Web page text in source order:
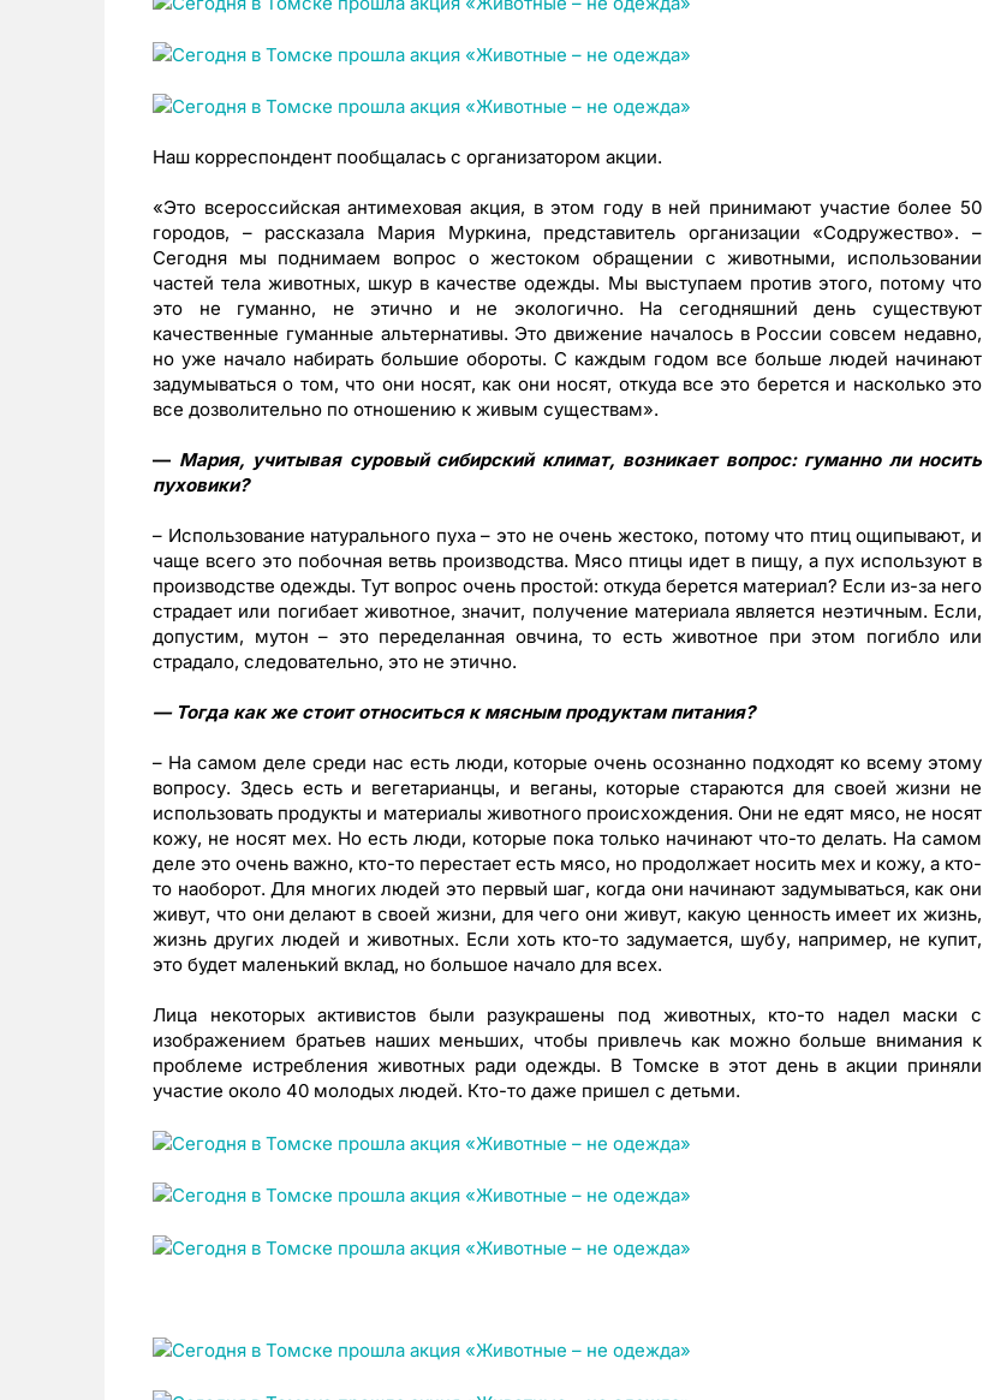
Наш корреспондент пообщалась с организатором акции.
«Это всероссийская антимеховая акция, в этом году в ней принимают участие более 50
городов, – рассказала Мария Муркина, представитель организации «Содружество». –
Сегодня мы поднимаем вопрос о жестоком обращении с животными, использовании
частей тела животных, шкур в качестве одежды. Мы выступаем против этого, потому что
это не гуманно, не этично и не экологично. На сегодняшний день существуют
качественные гуманные альтернативы. Это движение началось в России совсем недавно,
но уже начало набирать большие обороты. С каждым годом все больше людей начинают
задумываться о том, что они носят, как они носят, откуда все это берется и насколько это
все дозволительно по отношению к живым существам».
— Мария, учитывая суровый сибирский климат, возникает вопрос: гуманно ли носить
пуховики?
– Использование натурального пуха – это не очень жестоко, потому что птиц ощипывают, и
чаще всего это побочная ветвь производства. Мясо птицы идет в пищу, а пух используют в
производстве одежды. Тут вопрос очень простой: откуда берется материал? Если из-за него
страдает или погибает животное, значит, получение материала является неэтичным. Если,
допустим, мутон – это переделанная овчина, то есть животное при этом погибло или
страдало, следовательно, это не этично.
— Тогда как же стоит относиться к мясным продуктам питания?
– На самом деле среди нас есть люди, которые очень осознанно подходят ко всему этому
вопросу. Здесь есть и вегетарианцы, и веганы, которые стараются для своей жизни не
использовать продукты и материалы животного происхождения. Они не едят мясо, не носят
кожу, не носят мех. Но есть люди, которые пока только начинают что-то делать. На самом
деле это очень важно, кто-то перестает есть мясо, но продолжает носить мех и кожу, а кто-
то наоборот. Для многих людей это первый шаг, когда они начинают задумываться, как они
живут, что они делают в своей жизни, для чего они живут, какую ценность имеет их жизнь,
жизнь других людей и животных. Если хоть кто-то задумается, шубу, например, не купит,
это будет маленький вклад, но большое начало для всех.
Лица некоторых активистов были разукрашены под животных, кто-то надел маски с
изображением братьев наших меньших, чтобы привлечь как можно больше внимания к
проблеме истребления животных ради одежды. В Томске в этот день в акции приняли
участие около 40 молодых людей. Кто-то даже пришел с детьми.